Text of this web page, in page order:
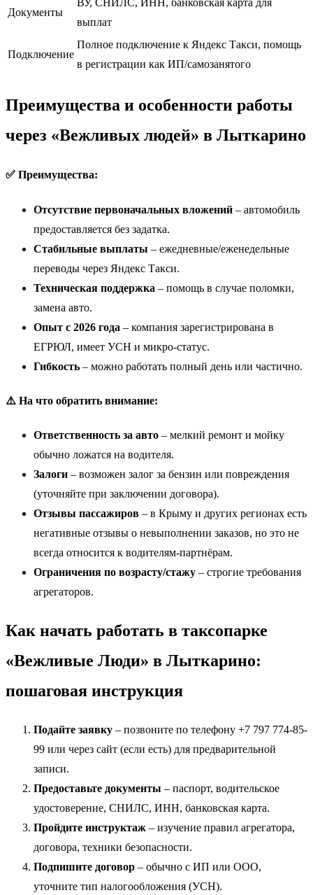
Документы
ВУ, СНИЛС, ИНН, банковская карта для
выплат
Подключение
Полное подключение к Яндекс Такси, помощь
в регистрации как ИП/самозанятого
Преимущества и особенности работы
через «Вежливых людей» в Лыткарино
✅ Преимущества:
Отсутствие первоначальных вложений – автомобиль
предоставляется без задатка.
Стабильные выплаты – ежедневные/еженедельные
переводы через Яндекс Такси.
Техническая поддержка – помощь в случае поломки,
замена авто.
Опыт с 2026 года – компания зарегистрирована в
ЕГРЮЛ, имеет УСН и микро-статус.
Гибкость – можно работать полный день или частично.
⚠️ На что обратить внимание:
Ответственность за авто – мелкий ремонт и мойку
обычно ложатся на водителя.
Залоги – возможен залог за бензин или повреждения
(уточняйте при заключении договора).
Отзывы пассажиров – в Крыму и других регионах есть
негативные отзывы о невыполнении заказов, но это не
всегда относится к водителям-партнёрам.
Ограничения по возрасту/стажу – строгие требования
агрегаторов.
Как начать работать в таксопарке
«Вежливые Люди» в Лыткарино:
пошаговая инструкция
Подайте заявку – позвоните по телефону +7 797 774-85-
99 или через сайт (если есть) для предварительной
записи.
Предоставьте документы – паспорт, водительское
удостоверение, СНИЛС, ИНН, банковская карта.
Пройдите инструктаж – изучение правил агрегатора,
договора, техники безопасности.
Подпишите договор – обычно с ИП или ООО,
уточните тип налогообложения (УСН).